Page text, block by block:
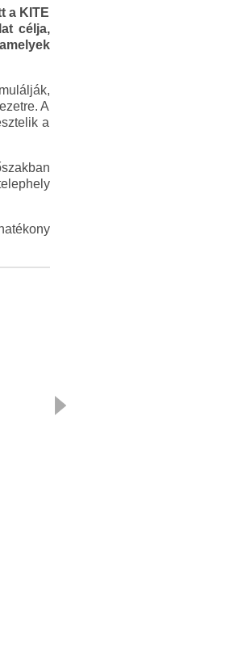
a KITE
célja,
A
a